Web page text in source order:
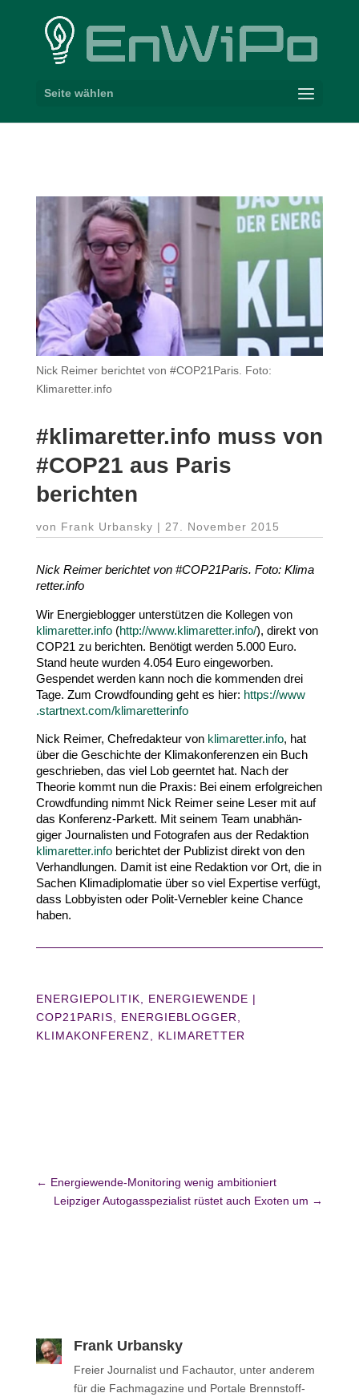
Seite wählen
Nick Reimer berichtet von #COP21Paris. Foto:
Klimaretter.info
#klima​retter​.info muss von
#COP21 aus Paris
berichten
von Frank Urbansky | 27. November 2015
Nick Reimer berichtet von #COP21Paris. Foto: Klima​
retter​.info
Wir Energie­blogger unter­stützen die Kollegen von
klima​retter​.info(http://​www​.klima​retter​.info/), direkt von
COP21 zu berichten. Benötigt werden 5.000Euro.
Stand heute wurden 4.054Euro einge­worben.
Gespendet werden kann noch die kommenden drei
Tage. Zum Crowd­founding geht es hier: https://​www​
.startnext​.com/​k​l​i​m​a​r​e​t​t​erinfo
Nick Reimer, Chef­re­dakteur von klima​retter​.info, hat
über die Geschichte der Klima­kon­fe­renzen ein Buch
geschrieben, das viel Lob geerntet hat. Nach der
Theorie kommt nun die Praxis: Bei einem erfolg­reichen
Crowd­funding nimmt Nick Reimer seine Leser mit auf
das Konferenz-​Parkett. Mit seinem Team unab­hän­
giger Jour­na­listen und Foto­grafen aus der Redaktion
klima​retter​.infoberichtet der Publizist direkt von den
Verhand­lungen. Damit ist eine Redaktion vor Ort, die in
Sachen Klima­di­plo­matie über so viel Expertise verfügt,
dass Lobby­isten oder Polit-​Vernebler keine Chance
haben.
ENERGIEPOLITIK ENERGIEWENDE |
COP21PARIS
ENERGIEBLOGGER
KLIMAKONFERENZ
KLIMARETTER
← Energiewende-Monitoring wenig ambitioniert
Leipziger Autogasspezialist rüstet auch Exoten um →
Frank Urbansky
Freier Jour­na­list und Fach­au­tor, unter anderem
für die Fach­ma­ga­zine und Portale Brenn­stoff­